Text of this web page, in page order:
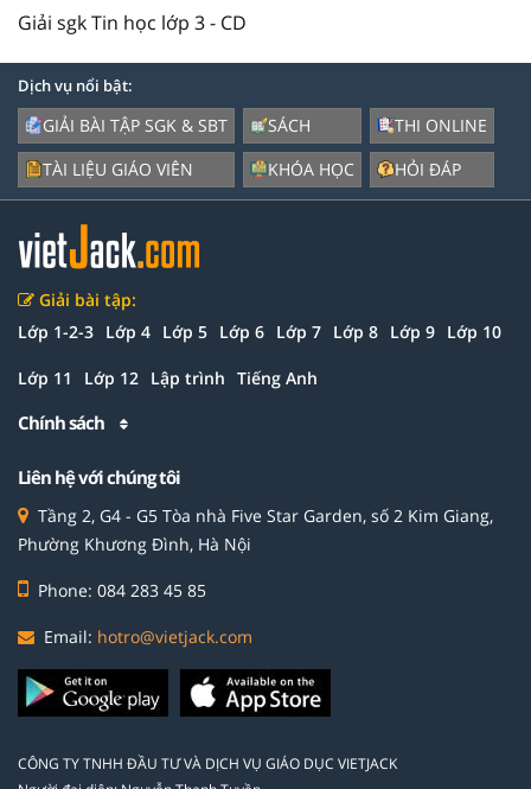
Giải sgk Tin học lớp 3 - CD
Dịch vụ nổi bật:
GIẢI BÀI TẬP SGK & SBT
TÀI LIỆU GIÁO VIÊN
SÁCH
KHÓA HỌC
THI ONLINE
HỎI ĐÁP
Giải bài tập:
Lớp 1-2-3 Lớp 4 Lớp 5 Lớp 6 Lớp 7 Lớp 8 Lớp 9 Lớp 10
Lớp 11 Lớp 12 Lập trình Tiếng Anh
Chính sách
Liên hệ với chúng tôi
Tầng 2, G4 - G5 Tòa nhà Five Star Garden, số 2 Kim Giang,
Phường Khương Đình, Hà Nội
Phone: 084 283 45 85
Email: hotro@vietjack.com
CÔNG TY TNHH ĐẦU TƯ VÀ DỊCH VỤ GIÁO DỤC VIETJACK